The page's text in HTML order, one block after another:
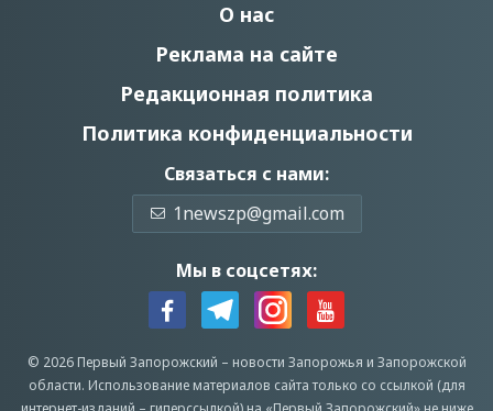
О нас
Реклама на сайте
Редакционная политика
Политика конфиденциальности
Связаться с нами:
1newszp@gmail.com
Мы в соцсетях:
© 2026 Первый Запорожский – новости Запорожья и Запорожской
области. Использование материалов сайта только со ссылкой (для